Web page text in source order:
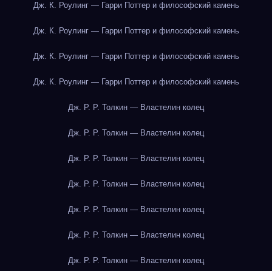
Дж. К. Роулинг — Гарри Поттер и философский камень
Дж. К. Роулинг — Гарри Поттер и философский камень
Дж. К. Роулинг — Гарри Поттер и философский камень
Дж. К. Роулинг — Гарри Поттер и философский камень
Дж. Р. Р. Толкин — Властелин колец
Дж. Р. Р. Толкин — Властелин колец
Дж. Р. Р. Толкин — Властелин колец
Дж. Р. Р. Толкин — Властелин колец
Дж. Р. Р. Толкин — Властелин колец
Дж. Р. Р. Толкин — Властелин колец
Дж. Р. Р. Толкин — Властелин колец